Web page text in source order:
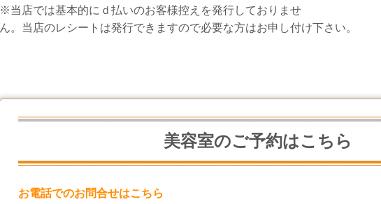
※当店では基本的にｄ払いのお客様控えを発行しておりませ
ん。当店のレシートは発行できますので必要な方はお申し付け下さい。
美容室のご予約はこちら
お電話でのお問合せはこちら